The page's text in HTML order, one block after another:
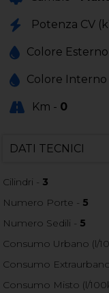
Potenza CV
Colore
Colore Interno
Km - 0
DATI TECNICI
Cilindri - 3
Numero Porte - 5
Numero Sedili - 5
Consumo Urbano (l/
Consumo
Consumo Misto (l/